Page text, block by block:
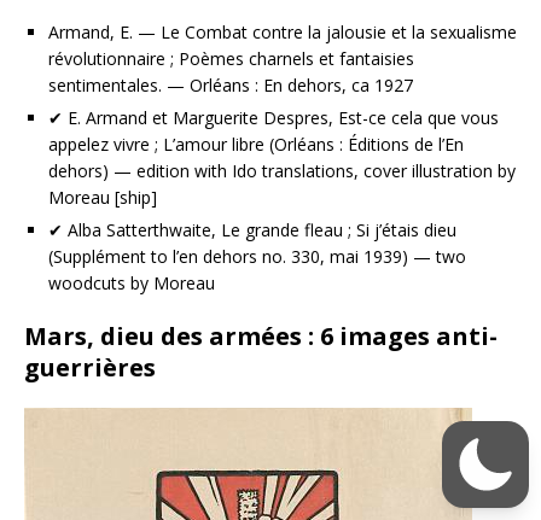
Armand, E. — Le Combat contre la jalousie et la sexualisme
révolutionnaire ; Poèmes charnels et fantaisies
sentimentales. — Orléans : En dehors, ca 1927
✔ E. Armand et Marguerite Despres, Est-ce cela que vous
appelez vivre ; L’amour libre (Orléans : Éditions de l’En
dehors) — edition with Ido translations, cover illustration by
Moreau [ship]
✔ Alba Satterthwaite, Le grande fleau ; Si j’étais dieu
(Supplément to l’en dehors no. 330, mai 1939) — two
woodcuts by Moreau
Mars, dieu des armées : 6 images anti-
guerrières